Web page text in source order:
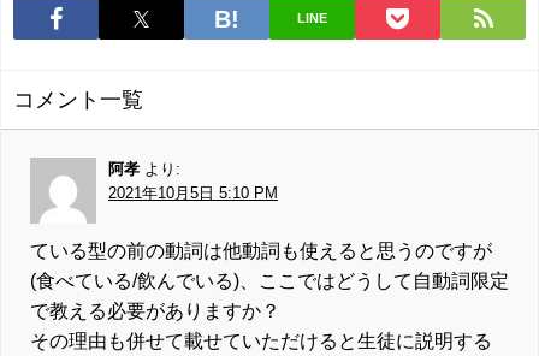
LINE
コメント一覧
阿孝 より:
2021年10月5日 5:10 PM
ている型の前の動詞は他動詞も使えると思うのですが
(食べている/飲んでいる)、ここではどうして自動詞限定
で教える必要がありますか？
その理由も併せて載せていただけると生徒に説明する